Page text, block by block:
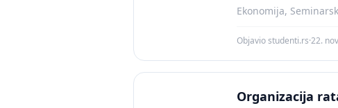
Ekonomija,
Objavio studenti.rs·22.
Organizacija